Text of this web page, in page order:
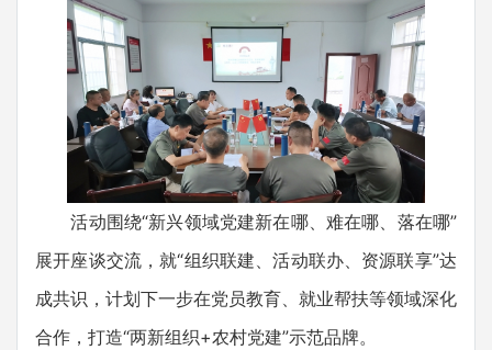
活动围绕“新兴领域党建新在哪、难在哪、落在哪”
展开座谈交流，就“组织联建、活动联办、资源联享”达
成共识，计划下一步在党员教育、就业帮扶等领域深化
合作，打造“两新组织+农村党建”示范品牌。